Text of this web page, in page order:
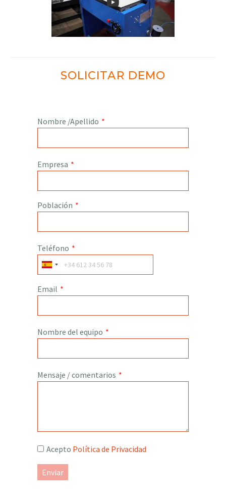
SOLICITAR DEMO
Nombre /Apellido *
Empresa *
Población *
Teléfono *
Email *
Nombre del equipo *
Mensaje / comentarios *
Acepto Política de Privacidad
Enviar